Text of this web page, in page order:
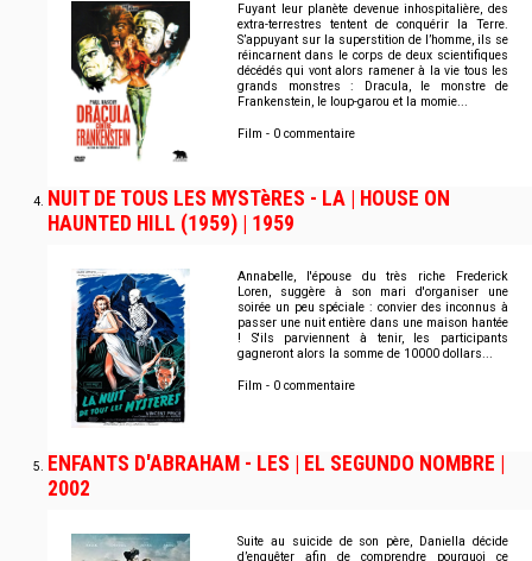
Fuyant leur planète devenue inhospitalière, des
extra-terrestres tentent de conquérir la Terre.
S’appuyant sur la superstition de l’homme, ils se
réincarnent dans le corps de deux scientifiques
décédés qui vont alors ramener à la vie tous les
grands monstres : Dracula, le monstre de
Frankenstein, le loup-garou et la momie...
Film - 0 commentaire
NUIT DE TOUS LES MYSTèRES - LA | HOUSE ON
HAUNTED HILL (1959) | 1959
Annabelle, l'épouse du très riche Frederick
Loren, suggère à son mari d'organiser une
soirée un peu spéciale : convier des inconnus à
passer une nuit entière dans une maison hantée
! S'ils parviennent à tenir, les participants
gagneront alors la somme de 10000 dollars...
Film - 0 commentaire
ENFANTS D'ABRAHAM - LES | EL SEGUNDO NOMBRE |
2002
Suite au suicide de son père, Daniella décide
d’enquêter afin de comprendre pourquoi ce